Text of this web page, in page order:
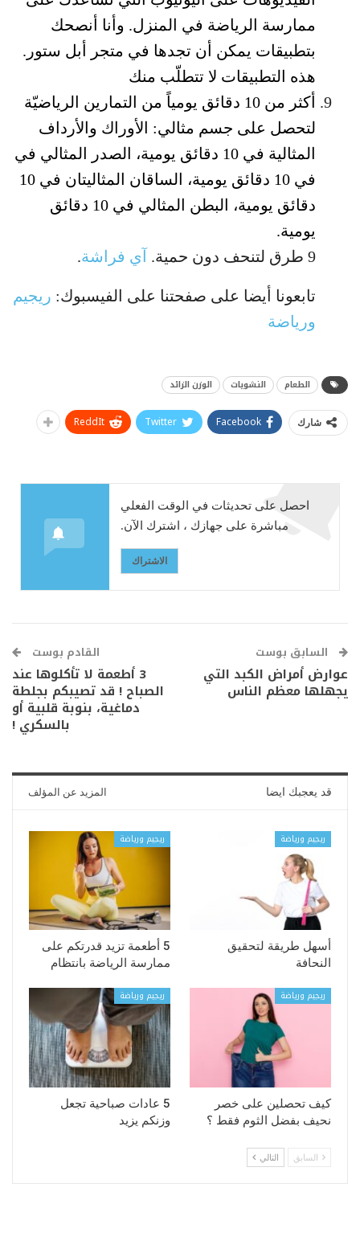
ممارسة الرياضة في المنزل. وأنا أنصحك
بتطبيقات يمكن أن تجدها في متجر أبل ستور.
هذه التطبيقات لا تتطلّب منك
أكثر من 10 دقائق يومياً من التمارين الرياضيّة
لتحصل على جسم مثالي: الأوراك والأرداف
المثالية في 10 دقائق يومية، الصدر المثالي في
في 10 دقائق يومية، الساقان المثاليتان في 10
دقائق يومية، البطن المثالي في 10 دقائق
يومية.
9 طرق لتنحف دون حمية.
آي فراشة.
تابعونا أيضا على صفحتنا على الفيسبوك: ريجيم
ورياضة
الطعام النشويات الوزن الزائد
شارك Facebook
Twitter
ReddIt
احصل على تحديثات في الوقت الفعلي
مباشرة على جهازك ، اشترك الآن.
الاشتراك
السابق بوست
عوارض أمراض الكبد التي
يجهلها معظم الناس
القادم بوست
3 أطعمة لا تأكلوها عند
الصباح ! قد تصيبكم بجلطة
دماغية، بنوبة قلبية أو
بالسكري !
قد يعجبك ايضا المزيد عن المؤلف
ريجيم ورياضة
أسهل طريقة لتحقيق
النحافة
ريجيم ورياضة
5 أطعمة تزيد قدرتكم على
ممارسة الرياضة بانتظام
ريجيم ورياضة
كيف تحصلين على خصر
نحيف بفضل الثوم فقط ؟
ريجيم ورياضة
5 عادات صباحية تجعل
وزنكم يزيد
السابق التالي